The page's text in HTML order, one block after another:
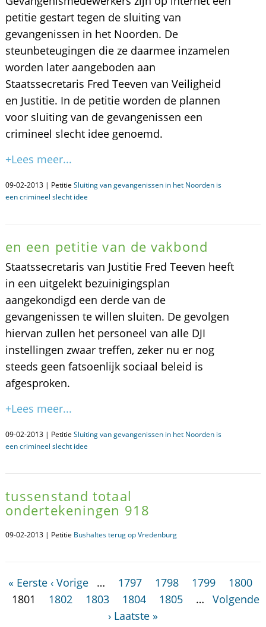
petitie gestart tegen de sluiting van
gevangenissen in het Noorden. De
steunbeteugingen die ze daarmee inzamelen
worden later aangeboden aan
Staatssecretaris Fred Teeven van Veiligheid
en Justitie. In de petitie worden de plannen
voor sluiting van de gevangenissen een
crimineel slecht idee genoemd.
+Lees meer...
09-02-2013 | Petitie Sluiting van gevangenissen in het Noorden is
een crimineel slecht idee
en een petitie van de vakbond
Staatssecretaris van Justitie Fred Teeven heeft
in een uitgelekt bezuinigingsplan
aangekondigd een derde van de
gevangenissen te willen sluiten. De gevolgen
hiervan zullen het personeel van alle DJI
instellingen zwaar treffen, zeker nu er nog
steeds geen fatsoenlijk sociaal beleid is
afgesproken.
+Lees meer...
09-02-2013 | Petitie Sluiting van gevangenissen in het Noorden is
een crimineel slecht idee
tussenstand totaal
ondertekeningen 918
09-02-2013 | Petitie Bushaltes terug op Vredenburg
« Eerste ‹ Vorige … 1797 1798 1799
1800
1801
1802 1803 1804 1805 …
Volgende
› Laatste »